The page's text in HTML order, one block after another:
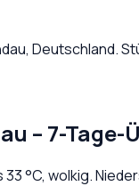
, Deutschland.
– 7-Tage-
33°C, wolkig.